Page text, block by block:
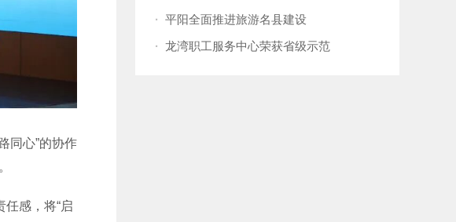
同心”的协作
感，将“启
· 平阳全面推进旅游名县建设
· 龙湾职工服务中心荣获省级示范